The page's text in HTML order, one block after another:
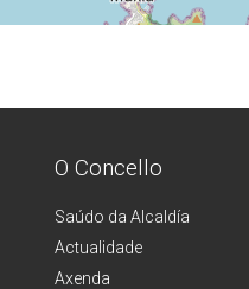
O Concello
Saúdo da Alcaldía
Actualidade
Axenda